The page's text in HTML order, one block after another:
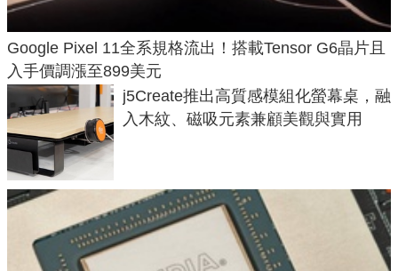
Google Pixel 11全系規格流出！搭載Tensor G6晶片且
入手價調漲至899美元
j5Create推出高質感模組化螢幕桌，融
入木紋、磁吸元素兼顧美觀與實用